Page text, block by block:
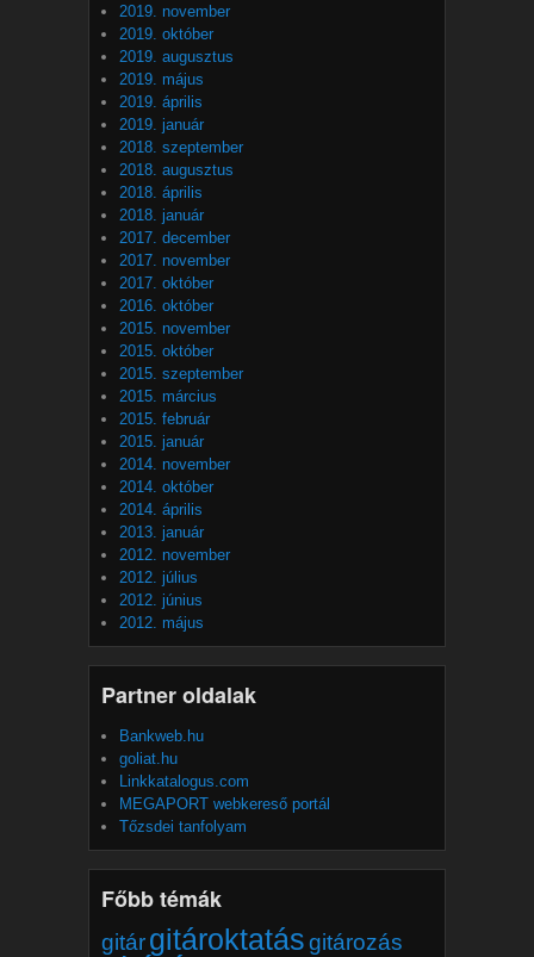
2019. november
2019. október
2019. augusztus
2019. május
2019. április
2019. január
2018. szeptember
2018. augusztus
2018. április
2018. január
2017. december
2017. november
2017. október
2016. október
2015. november
2015. október
2015. szeptember
2015. március
2015. február
2015. január
2014. november
2014. október
2014. április
2013. január
2012. november
2012. július
2012. június
2012. május
Partner oldalak
Bankweb.hu
goliat.hu
Linkkatalogus.com
MEGAPORT webkereső portál
Tőzsdei tanfolyam
Főbb témák
gitárgitároktatásgitározás